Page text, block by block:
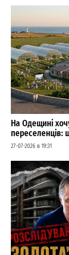
На Одещині
переселенців:
27-07-2026 в 19:31